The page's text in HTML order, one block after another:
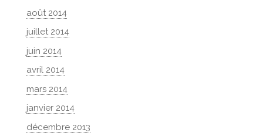
août 2014
juillet 2014
juin 2014
avril 2014
mars 2014
janvier 2014
décembre 2013